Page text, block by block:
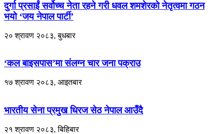
दुर्गा प्रसाईं सर्वोच्च नेता रहने गरी धवल शमशेरको नेतृत्वमा गठन
भयो ‘जय नेपाल पार्टी’
२० श्रावण २०८३, बुधबार
‘कल बाइसपास’मा संलग्न चार जना पक्राउ
१७ श्रावण २०८३, आइतबार
भारतीय सेना प्रमुख धिरज सेठ नेपाल आउँदै
२१ श्रावण २०८३, बिहिबार